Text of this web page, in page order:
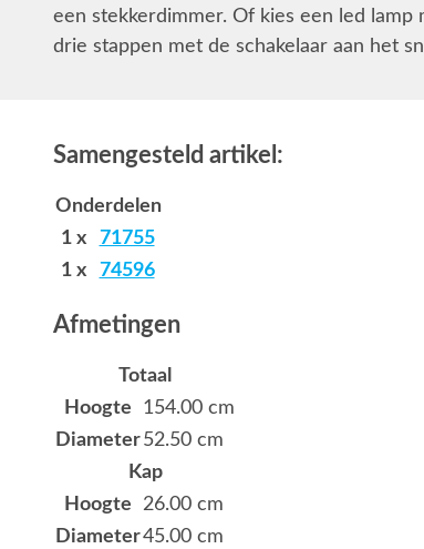
een stekkerdimmer. Of kies een led
drie stappen met de schakelaar aan het
Samengesteld artikel:
Onderdelen
1 x 71755
1 x 74596
Afmetingen
Totaal
Hoogte
154.00 cm
Diameter52.50 cm
Kap
Hoogte
26.00 cm
Diameter45.00 cm